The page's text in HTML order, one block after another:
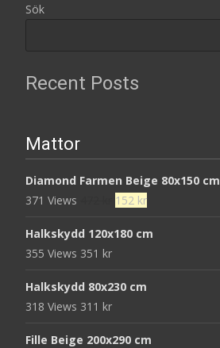
Sök
Recent Posts
Mattor
Diamond Farmen Beige 80x150 cm
371 Views
Det
priset
152 krDet
priset
Halkskydd 120x180 cm
355 Views 351 kr
Halkskydd 80x230 cm
318 Views 311 kr
Fille Beige 200x290 cm